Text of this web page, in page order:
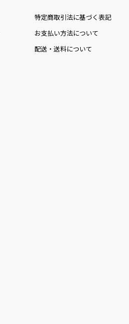
特定商取引法に基づく表記
お⽀払い⽅法について
配送・送料について